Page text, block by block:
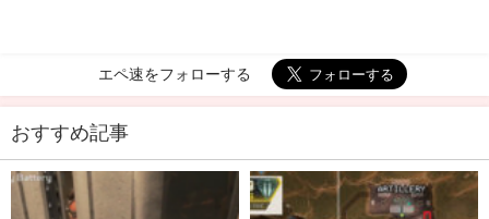
エペ速をフォローする
おすすめ記事